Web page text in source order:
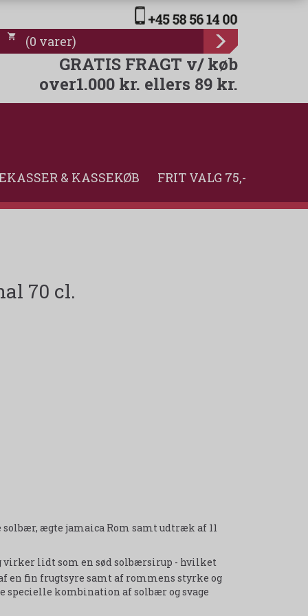
(0 varer)
GRATIS FRAGT v/ køb
over1.000 kr. ellers 89 kr.
& KASSEKØB FRIT VALG 75,-
70 cl.
ægte jamaica Rom samt udtræk af 11
virker lidt som en sød solbærsirup - hvilket
en fin frugtsyre samt af rommens styrke og
specielle kombination af solbær og svage